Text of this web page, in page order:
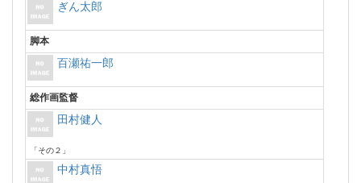
ぎん太郎
脚本
百瀬祐一郎
総作画監督
田村健人
「その２」
中村真悟